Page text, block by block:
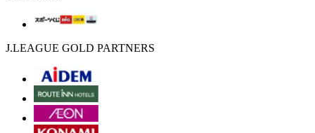
J.LEAGUE GOLD PARTNERS